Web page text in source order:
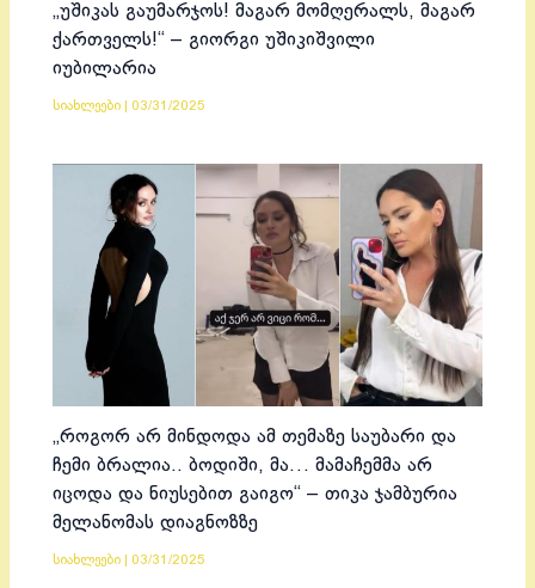
„უშიკას გაუმარჯოს! მაგარ მომღერალს, მაგარ
ქართველს!“ – გიორგი უშიკიშვილი
იუბილარია
სიახლეები 03/31/2025
„როგორ არ მინდოდა ამ თემაზე საუბარი და
ჩემი ბრალია.. ბოდიში, მა… მამაჩემმა არ
იცოდა და ნიუსებით გაიგო“ – თიკა ჯამბურია
მელანომას დიაგნოზზე
სიახლეები 03/31/2025